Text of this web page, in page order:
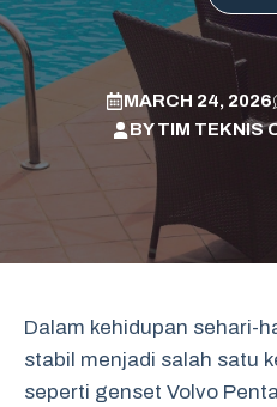
MARCH 24, 2026
BYTIM TEKNIS
Dalam kehidupan sehari-
stabil menjadi salah satu
seperti genset Volvo